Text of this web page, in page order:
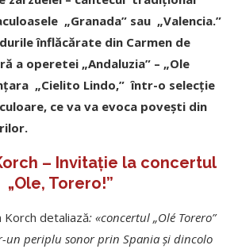
„Granada” sau „Valencia.”
înflăcărate din Carmen de
a operetei „Andaluzia” – „Ole
„Cielito Lindo,” într-o selecţie
ce va va evoca poveşti din
– Invitație la concertul
„Ole, Torero!”
Korch detaliază: «concertul „Olé Torero”
periplu sonor prin Spania şi dincolo